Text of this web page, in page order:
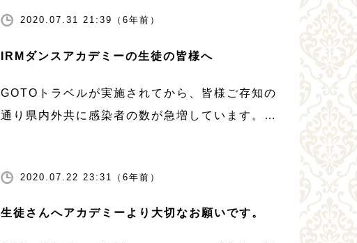
す。 今回選ばれた作品は、『月光 […]
2020.07.31 21:39（6年前）
IRMダンスアカデミーの生徒の皆様へ
GOTOトラベルが実施されてから、皆様ご存知の
通り県内外共に感染者の数が急増しています。
ら感染者を一人も出したくない私としましては
[…]
2020.07.22 23:31（6年前）
生徒さんへアカデミーより大切なお願いです。